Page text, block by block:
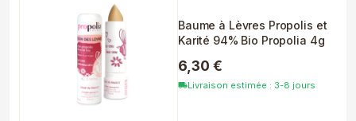
Baume à Lèvres Propolis et
Karité 94% Bio Propolia 4g
6,30 €
local_shippingLivraison estimée : 3-8 jours